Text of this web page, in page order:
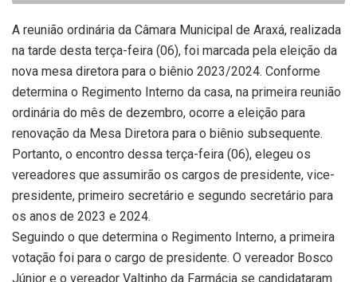
A reunião ordinária da Câmara Municipal de Araxá, realizada
na tarde desta terça-feira (06), foi marcada pela eleição da
nova mesa diretora para o biênio 2023/2024. Conforme
determina o Regimento Interno da casa, na primeira reunião
ordinária do mês de dezembro, ocorre a eleição para
renovação da Mesa Diretora para o biênio subsequente.
Portanto, o encontro dessa terça-feira (06), elegeu os
vereadores que assumirão os cargos de presidente, vice-
presidente, primeiro secretário e segundo secretário para
os anos de 2023 e 2024.
Seguindo o que determina o Regimento Interno, a primeira
votação foi para o cargo de presidente. O vereador Bosco
Júnior e o vereador Valtinho da Farmácia se candidataram